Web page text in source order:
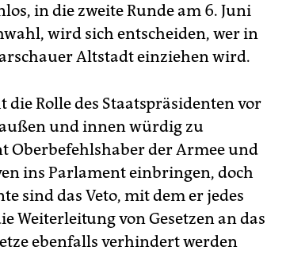
in die zweite Runde am 6. Juni
wird sich entscheiden, wer in
Altstadt einziehen wird.
Rolle des Staatspräsidenten vor
und innen würdig zu
Oberbefehlshaber der Armee und
ins Parlament einbringen, doch
sind das Veto, mit dem er jedes
Weiterleitung von Gesetzen an das
ebenfalls verhindert werden